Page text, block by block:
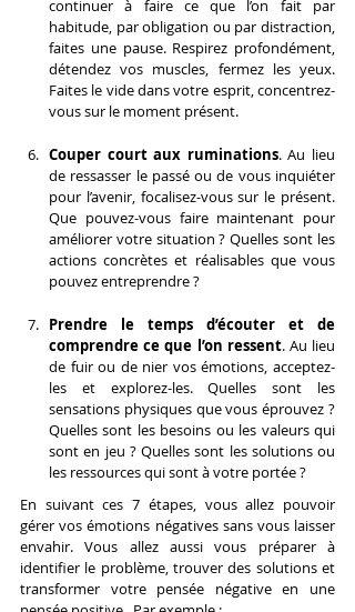
continuer à faire ce que l’on fait par
habitude, par obligation ou par distraction,
faites une pause. Respirez profondément,
détendez vos muscles, fermez les yeux.
Faites le vide dans votre esprit, concentrez-
vous sur le moment présent.
Couper court aux ruminations. Au lieu
de ressasser le passé ou de vous inquiéter
pour l’avenir, focalisez-vous sur le présent.
Que pouvez-vous faire maintenant pour
améliorer votre situation ? Quelles sont les
actions concrètes et réalisables que vous
pouvez entreprendre ?
Prendre le temps d’écouter et de
comprendre ce que l’on ressent. Au lieu
de fuir ou de nier vos émotions, acceptez-
les et explorez-les. Quelles sont les
sensations physiques que vous éprouvez ?
Quelles sont les besoins ou les valeurs qui
sont en jeu ? Quelles sont les solutions ou
les ressources qui sont à votre portée ?
En suivant ces 7 étapes, vous allez pouvoir
gérer vos émotions négatives sans vous laisser
envahir. Vous allez aussi vous préparer à
identifier le problème, trouver des solutions et
transformer votre pensée négative en une